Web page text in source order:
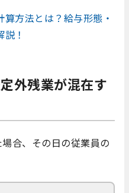
方法とは？給与形態・
！
外残業が混在す
合、その日の従業員の